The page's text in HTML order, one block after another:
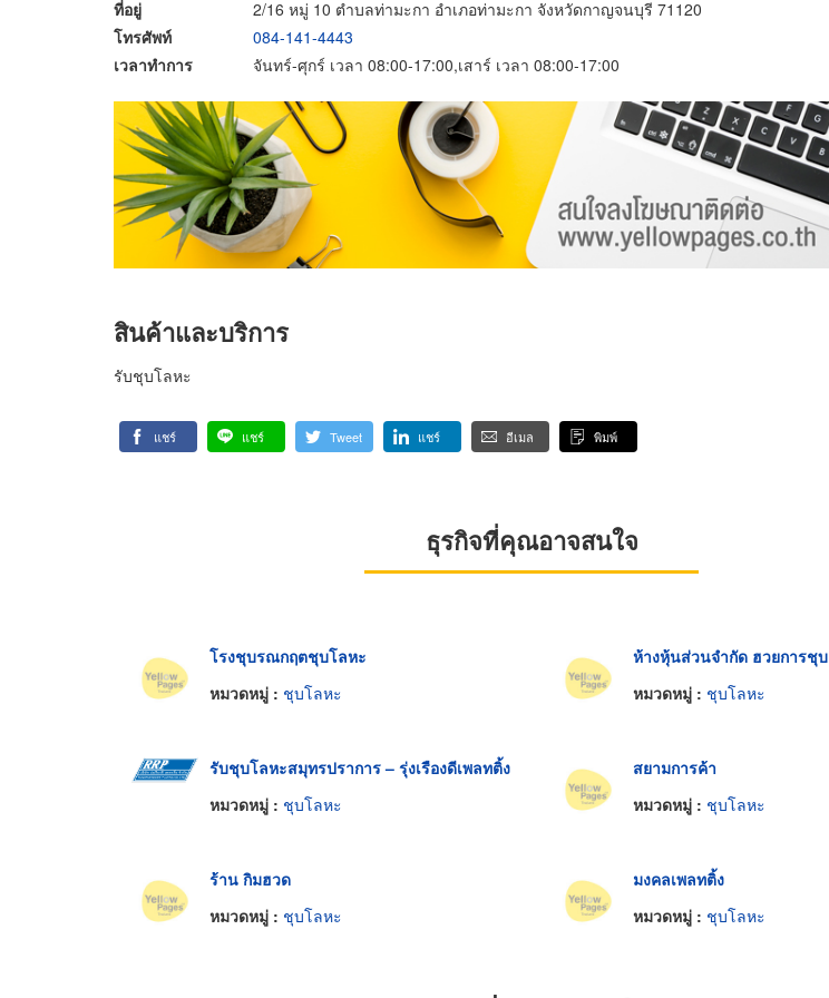
ที่อยู่
2/16 หมู่ 10 ตำบลท่ามะกา อำเภอท่ามะกา จังหวัดกาญจนบุรี 71120
โทรศัพท์
084-141-4443
เวลาทำการ
จันทร์-ศุกร์ เวลา 08:00-17:00,เสาร์ เวลา 08:00-17:00
สินค้าและบริการ
รับชุบโลหะ
แชร์ แชร์ Tweet แชร์ อีเมล พิมพ์
ธุรกิจที่คุณอาจสนใจ
โรงชุบรณกฤตชุบโลหะ
หมวดหมู่ : ชุบโลหะ
ห้างหุ้นส่วนจำกัด ฮวยการชุบ
หมวดหมู่ : ชุบโลหะ
รับชุบโลหะสมุทรปราการ – รุ่งเรืองดีเพลทติ้ง
หมวดหมู่ : ชุบโลหะ
สยามการค้า
หมวดหมู่ : ชุบโลหะ
ร้าน กิมฮวด
หมวดหมู่ : ชุบโลหะ
มงคลเพลทติ้ง
หมวดหมู่ : ชุบโลหะ